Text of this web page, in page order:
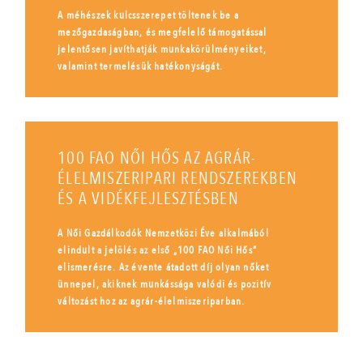
A méhészek kulcsszerepet töltenek be a
mezőgazdaságban, és megfelelő támogatással
jelentősen javíthatják munkakörülményeiket,
valamint termelésük hatékonyságát.
100 FAO NŐI HŐS AZ AGRÁR-
ÉLELMISZERIPARI RENDSZEREKBEN
ÉS A VIDÉKFEJLESZTÉSBEN
A Női Gazdálkodók Nemzetközi Éve alkalmából
elindult a jelölés az első „100 FAO Női Hős”
elismerésre. Az évente átadott díj olyan nőket
ünnepel, akiknek munkássága valódi és pozitív
változást hoz az agrár-élelmiszeriparban.